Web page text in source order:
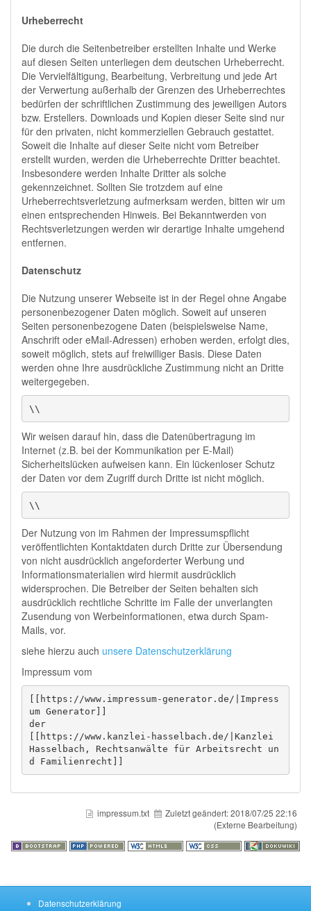
Urheberrecht
Die durch die Seitenbetreiber erstellten Inhalte und Werke
auf diesen Seiten unterliegen dem deutschen Urheberrecht.
Die Vervielfältigung, Bearbeitung, Verbreitung und jede Art
der Verwertung außerhalb der Grenzen des Urheberrechtes
bedürfen der schriftlichen Zustimmung des jeweiligen Autors
bzw. Erstellers. Downloads und Kopien dieser Seite sind nur
für den privaten, nicht kommerziellen Gebrauch gestattet.
Soweit die Inhalte auf dieser Seite nicht vom Betreiber
erstellt wurden, werden die Urheberrechte Dritter beachtet.
Insbesondere werden Inhalte Dritter als solche
gekennzeichnet. Sollten Sie trotzdem auf eine
Urheberrechtsverletzung aufmerksam werden, bitten wir um
einen entsprechenden Hinweis. Bei Bekanntwerden von
Rechtsverletzungen werden wir derartige Inhalte umgehend
entfernen.
Datenschutz
Die Nutzung unserer Webseite ist in der Regel ohne Angabe
personenbezogener Daten möglich. Soweit auf unseren
Seiten personenbezogene Daten (beispielsweise Name,
Anschrift oder eMail-Adressen) erhoben werden, erfolgt dies,
soweit möglich, stets auf freiwilliger Basis. Diese Daten
werden ohne Ihre ausdrückliche Zustimmung nicht an Dritte
weitergegeben.
\\
Wir weisen darauf hin, dass die Datenübertragung im
Internet (z.B. bei der Kommunikation per E-Mail)
Sicherheitslücken aufweisen kann. Ein lückenloser Schutz
der Daten vor dem Zugriff durch Dritte ist nicht möglich.
\\
Der Nutzung von im Rahmen der Impressumspflicht
veröffentlichten Kontaktdaten durch Dritte zur Übersendung
von nicht ausdrücklich angeforderter Werbung und
Informationsmaterialien wird hiermit ausdrücklich
widersprochen. Die Betreiber der Seiten behalten sich
ausdrücklich rechtliche Schritte im Falle der unverlangten
Zusendung von Werbeinformationen, etwa durch Spam-
Mails, vor.
siehe hierzu auch unsere Datenschutzerklärung
Impressum vom
[[https://www.impressum-generator.de/|Impress
um Generator]]
der
[[https://www.kanzlei-hasselbach.de/|Kanzlei
Hasselbach, Rechtsanwälte für Arbeitsrecht un
d Familienrecht]]
impressum.txt Zuletzt geändert:2018/07/25 22:16
(Externe Bearbeitung)
Datenschutzerklärung